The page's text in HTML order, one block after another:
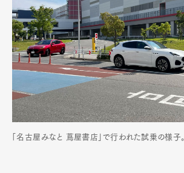
「名古屋みなと 蔦屋書店」で行われた試乗の様子。